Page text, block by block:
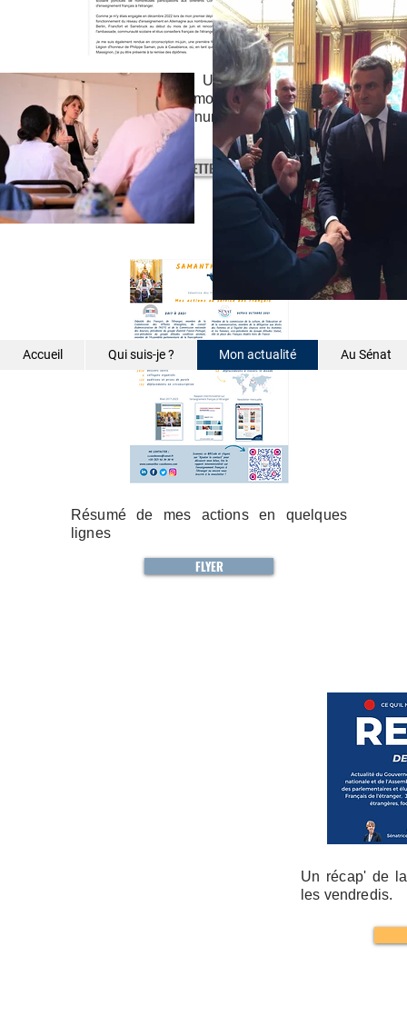
Lire les newsletters. Une newsletter est
envoyée tous les mois. Vous pouvez
consulter tous les numéros et vous y
inscrire.
NEWSLETTERS
Résumé de mes actions en quelques
lignes
FLYER
Un récap' de
les vendredis.
Accueil Qui suis-je ? Mon actualité Au Sénat